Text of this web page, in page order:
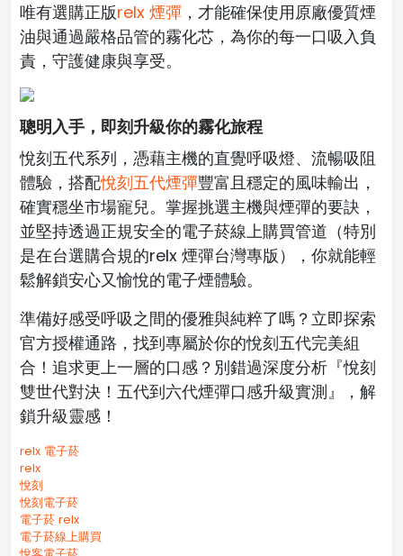
唯有選購正版relx 煙彈 ，才能確保使用原廠優質煙
油與通過嚴格品管的霧化芯，為你的每一口吸入負
責，守護健康與享受。
聰明入手，即刻升級你的霧化旅程
悅刻五代系列，憑藉主機的直覺呼吸燈、流暢吸阻
體驗，搭配悅刻五代煙彈豐富且穩定的風味輸出，
確實穩坐市場寵兒。掌握挑選主機與煙彈的要訣，
並堅持透過正規安全的電子菸線上購買管道（特別
是在台選購合規的relx 煙彈台灣專版），你就能輕
鬆解鎖安心又愉悅的電子煙體驗。
準備好感受呼吸之間的優雅與純粹了嗎？立即探索
官方授權通路，找到專屬於你的悅刻五代完美組
合！追求更上一層的口感？別錯過深度分析『悅刻
雙世代對決！五代到六代煙彈口感升級實測』，解
鎖升級靈感！
relx 電子菸
relx
悅刻
悅刻電子菸
電子菸 relx
電子菸線上購買